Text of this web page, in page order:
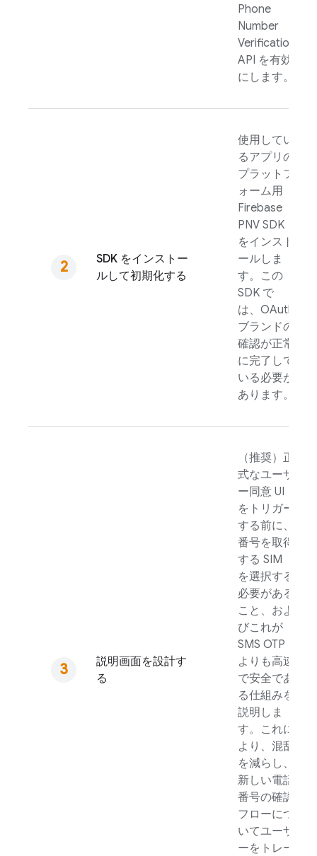
Phone
Number
Verification
API を有効
にします。
SDK をインストー
ルして初期化する
使用してい
るアプリの
プラットフ
ォーム用
Firebase
PNV SDK
をインスト
ールしま
す。この
SDK で
は、OAuth
ブランドの
確認が正常
に完了して
いる必要が
あります。
説明画面を設計す
る
（推奨）正
式なユーザ
ー同意 UI
をトリガー
する前に、
番号を取得
する SIM
を選択する
必要がある
こと、およ
びこれが
SMS OTP
よりも高速
で安全であ
る仕組みを
説明しま
す。これに
より、混乱
を減らし、
新しい電話
番号の確認
フローにつ
いてユーザ
ーをトレー